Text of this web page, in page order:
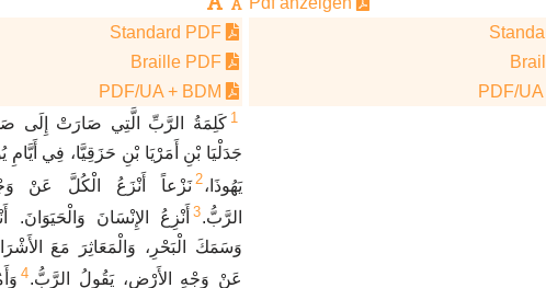
1 كَلِمَةُ الرَّبِّ الَّتِي صَارَتْ إِلَى
جَدَلْيَا بْنِ أَمَرْيَا بْنِ حَزَقِيَّا، فِي
يَهُوذَا،2نَزْعاً أَنْزَعُ الْكُلَّ عَنْ
الرَّبُّ.3 أَنْزِعُ الإِنْسَانَ وَالْحَيَوَانَ.
وَسَمَكَ الْبَحْرِ، وَالْمَعَاثِرَ مَعَ
عَنْ وَجْهِ الأَرْضِ، يَقُولُ الرَّبُّ.4